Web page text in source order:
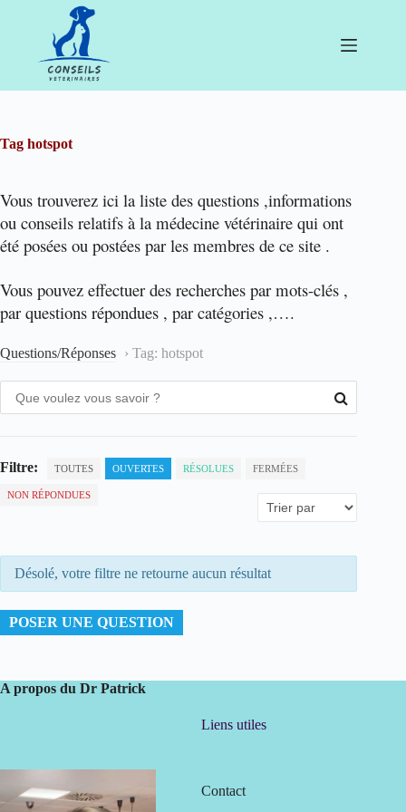
Tag hotspot
Vous trouverez ici la liste des questions ,informations
ou conseils relatifs à la médecine vétérinaire qui ont
été posées ou postées par les membres de ce site .
Vous pouvez effectuer des recherches par mots-clés ,
par questions répondues , par catégories ,….
Questions/Réponses › Tag: hotspot
Filtre: TOUTES OUVERTES RÉSOLUES FERMÉES
NON RÉPONDUES
Désolé, votre filtre ne retourne aucun résultat
POSER UNE QUESTION
A propos du Dr Patrick
Liens utiles
Contact